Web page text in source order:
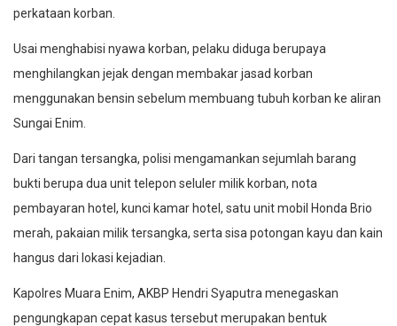
perkataan korban.
Usai menghabisi nyawa korban, pelaku diduga berupaya
menghilangkan jejak dengan membakar jasad korban
menggunakan bensin sebelum membuang tubuh korban ke aliran
Sungai Enim.
Dari tangan tersangka, polisi mengamankan sejumlah barang
bukti berupa dua unit telepon seluler milik korban, nota
pembayaran hotel, kunci kamar hotel, satu unit mobil Honda Brio
merah, pakaian milik tersangka, serta sisa potongan kayu dan kain
hangus dari lokasi kejadian.
Kapolres Muara Enim, AKBP Hendri Syaputra menegaskan
pengungkapan cepat kasus tersebut merupakan bentuk